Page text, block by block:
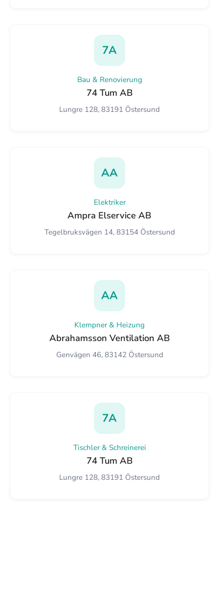
7A
Bau & Renovierung
74 Tum AB
Lungre 128, 83191 Östersund
AA
Elektriker
Ampra Elservice AB
Tegelbruksvägen 14, 83154 Östersund
AA
Klempner & Heizung
Abrahamsson Ventilation AB
Genvägen 46, 83142 Östersund
7A
Tischler & Schreinerei
74 Tum AB
Lungre 128, 83191 Östersund